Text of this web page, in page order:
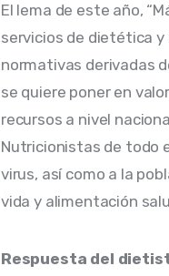
El lema de este año,
servicios de dietética
normativas derivadas
se quiere poner en
recursos a nivel
Nutricionistas de todo
virus, así como a la
vida y alimentación
Respuesta del